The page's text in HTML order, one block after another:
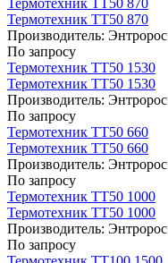
Термотехник ТТ50 870
Термотехник ТТ50 870
Производитель: Энтророс
По запросу
Термотехник ТТ50 1530
Термотехник ТТ50 1530
Производитель: Энтророс
По запросу
Термотехник ТТ50 660
Термотехник ТТ50 660
Производитель: Энтророс
По запросу
Термотехник ТТ50 1000
Термотехник ТТ50 1000
Производитель: Энтророс
По запросу